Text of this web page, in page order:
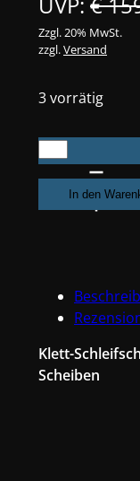
Zzgl. 20% MwSt.
zzgl.Versand
3 vorrätig
500X
Exzenter
Schleifpapier
/
150mm
15
Loch
In den
Klett-
Scheiben